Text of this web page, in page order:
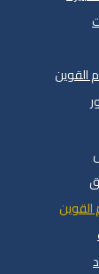
القوين
القوين